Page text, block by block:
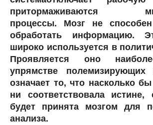
притормаживаются
процессы. Мозг не
обработать информацию.
широко используется в
Проявляется оно
упрямстве
означает то, что насколько
ни соответствовала
будет принята мозгом для
анализа.